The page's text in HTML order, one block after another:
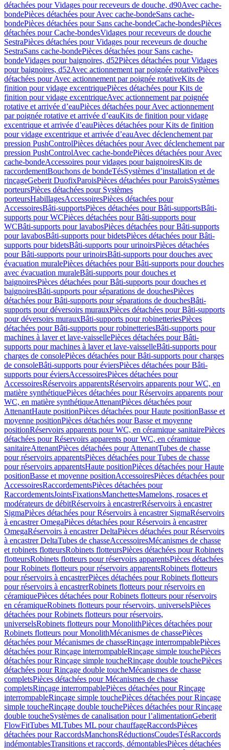
détachées pour Vidages pour receveurs de douche, d90Avec cache-
bondePièces détachées pour Avec cache-bondeSans cache-
bondePièces détachées pour Sans cache-bondeCache-bondesPièces
détachées pour Cache-bondesVidages pour receveurs de douche
SestraPièces détachées pour Vidages pour receveurs de douche
SestraSans cache-bondePièces détachées pour Sans cache-
bondeVidages pour baignoires, d52Pièces détachées pour Vidages
pour baignoires, d52Avec actionnement par poignée rotativePièces
détachées pour Avec actionnement par poignée rotativeKits de
finition pour vidage excentriquePièces détachées pour Kits de
finition pour vidage excentriqueAvec actionnement par poignée
rotative et arrivée d’eauPièces détachées pour Avec actionnement
par poignée rotative et arrivée d’eauKits de finition pour vidage
excentrique et arrivée d’eauPièces détachées pour Kits de finition
pour vidage excentrique et arrivée d’eauAvec déclenchement par
pression PushControlPièces détachées pour Avec déclenchement par
pression PushControlAvec cache-bondePièces détachées pour Avec
cache-bondeAccessoires pour vidages pour baignoiresKits de
raccordementBouchons de bondeTésSystèmes d’installation et de
rinçageGeberit DuofixParoisPièces détachées pour ParoisSystèmes
porteursPièces détachées pour Systèmes
porteursHabillagesAccessoiresPièces détachées pour
AccessoiresBâti-supportsPièces détachées pour Bâti-supportsBâti-
supports pour WCPièces détachées pour Bâti-supports pour
WCBâti-supports pour lavabosPièces détachées pour Bâti-supports
pour lavabosBâti-supports pour bidetsPièces détachées pour Bâti-
supports pour bidetsBâti-supports pour urinoirsPièces détachées
pour Bâti-supports pour urinoirsBâti-supports pour douches avec
évacuation muralePièces détachées pour Bâti-supports pour douches
avec évacuation muraleBâti-supports pour douches et
baignoiresPièces détachées pour Bâti-supports pour douches et
baignoiresBâti-supports pour séparations de douchesPièces
détachées pour Bâti-supports pour séparations de douchesBâti-
supports pour déversoirs murauxPièces détachées pour Bâti-supports
pour déversoirs murauxBâti-supports pour robinetteriesPièces
détachées pour Bâti-supports pour robinetteriesBâti-supports pour
machines à laver et lave-vaissellePièces détachées pour Bâti-
supports pour machines à laver et lave-vaisselleBâti-supports pour
charges de consolePièces détachées pour Bâti-supports pour charges
de consoleBâti-supports pour éviersPièces détachées pour Bâti-
supports pour éviersAccessoiresPièces détachées pour
AccessoiresRéservoirs apparentsRéservoirs apparents pour WC, en
matière synthétiquePièces détachées pour Réservoirs apparents pour
WC, en matière synthétiqueAttenantPièces détachées pour
AttenantHaute positionPièces détachées pour Haute positionBasse et
moyenne positionPièces détachées pour Basse et moyenne
positionRéservoirs apparents pour WC, en céramique sanitairePièces
détachées pour Réservoirs apparents pour WC, en céramique
sanitaireAttenantPièces détachées pour AttenantTubes de chasse
pour réservoirs apparentsPièces détachées pour Tubes de chasse
pour réservoirs apparentsHaute positionPièces détachées pour Haute
positionBasse et moyenne positionAccessoiresPièces détachées pour
AccessoiresRaccordementsPièces détachées pour
RaccordementsJointsFixationsManchettesMamelons, rosaces et
modérateurs de débitRéservoirs à encastrerRéservoirs à encastrer
SigmaPièces détachées pour Réservoirs à encastrer SigmaRéservoirs
à encastrer OmegaPièces détachées pour Réservoirs à encastrer
OmegaRéservoirs à encastrer DeltaPièces détachées pour Réservoirs
à encastrer DeltaTubes de chasseAccessoiresMécanismes de chasse
et robinets flotteursRobinets flotteursPièces détachées pour Robinets
flotteursRobinets flotteurs pour réservoirs apparentsPièces détachées
pour Robinets flotteurs pour réservoirs apparentsRobinets flotteurs
pour réservoirs à encastrerPièces détachées pour Robinets flotteurs
pour réservoirs à encastrerRobinets flotteurs pour réservoirs en
céramiquePièces détachées pour Robinets flotteurs pour réservoirs
en céramiqueRobinets flotteurs pour réservoirs, universelsPièces
détachées pour Robinets flotteurs pour réservoirs,
universelsRobinets flotteurs pour MonolithPièces détachées pour
Robinets flotteurs pour MonolithMécanismes de chassePièces
détachées pour Mécanismes de chasseRinçage interrompablePièces
détachées pour Rinçage interrompableRinçage simple touchePièces
détachées pour Rinçage simple toucheRinçage double touchePièces
détachées pour Rinçage double toucheMécanismes de chasse
completsPièces détachées pour Mécanismes de chasse
completsRinçage interrompablePièces détachées pour Rinçage
interrompableRinçage simple touchePièces détachées pour Rinçage
simple toucheRinçage double touchePièces détachées pour Rinçage
double toucheSystèmes de canalisation pour l’alimentationGeberit
FlowFitTubes MLTubes ML pour chauffageRaccordsPièces
détachées pour RaccordsManchonsRéductionsCoudesTésRaccords
indémontablesTransitions et raccords, démontablesPièces détachées